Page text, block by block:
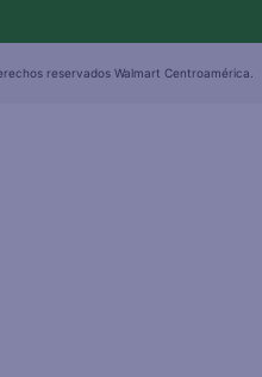
reservados Walmart Centroamérica.